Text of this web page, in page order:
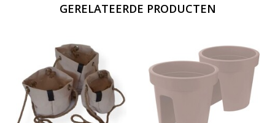
GERELATEERDE PRODUCTEN